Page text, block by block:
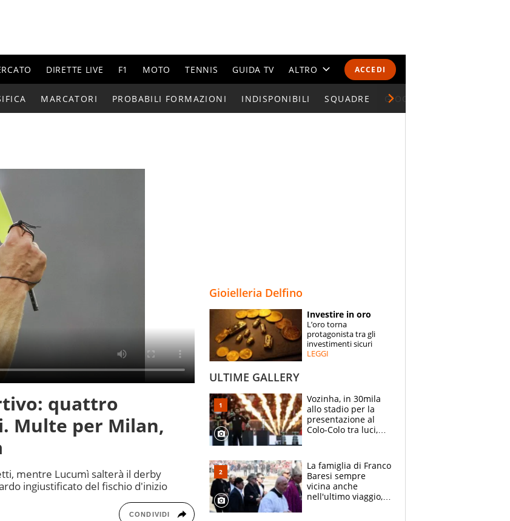
ACCEDI
DIRETTE LIVE F1 MOTO TENNIS GUIDA TV ALTRO
CALENDARI E CLASSIFICHE
ESPERTI
CONTATTI
MARCATORI PROBABILI FORMAZIONI INDISPONIBILI SQUADRE GIOCATORI SERIE A
quattro
Multe per Milan,
mentre Lucumì salterà il derby
ingiustificato del fischio d'inizio
CONDIVIDI
Gioielleria Delfino
Investire in oro
L’oro torna
protagonista tra gli
investimenti sicuri
LEGGI
ULTIME GALLERY
Vozinha, in 30mila
allo stadio per la
presentazione al
Colo-Colo tra luci,
La famiglia di Franco
Baresi sempre
vicina anche
nell'ultimo viaggio,